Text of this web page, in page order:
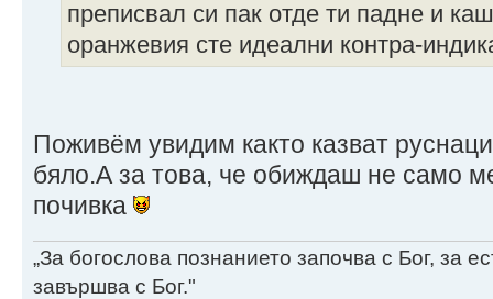
преписвал си пак отде ти падне и
оранжевия сте идеални контра-
Поживём увидим както казват
бяло.А за това, че обиждаш не само
почивка
„За богослова познанието започва с Бог, за
завършва с Бог."